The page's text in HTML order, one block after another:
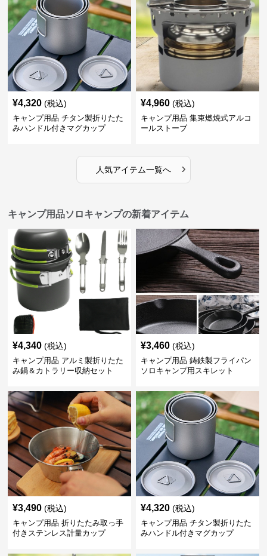
¥4,320 (税込)
キャンプ用品 チタン製折りたた
みハンドル付きマグカップ
¥4,960 (税込)
キャンプ用品 集束燃焼式アルコ
ールストーブ
人気アイテム一覧へ ›
キャンプ用品ソロキャンプの新着アイテム
¥4,340 (税込)
キャンプ用品 アルミ製折りたた
み鍋＆カトラリー収納セット
¥3,460 (税込)
キャンプ用品 鋳鉄製フライパン
ソロキャンプ用スキレット
¥3,490 (税込)
キャンプ用品 折りたたみ取っ手
付きステンレス計量カップ
¥4,320 (税込)
キャンプ用品 チタン製折りたた
みハンドル付きマグカップ